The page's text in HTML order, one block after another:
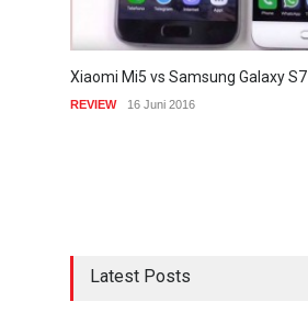
Xiaomi Mi5 vs Samsung Galaxy S7
REVIEW 16 Juni 2016
Latest Posts